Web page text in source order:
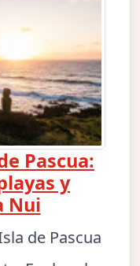
Pascua:
y
Nui
de Pascua